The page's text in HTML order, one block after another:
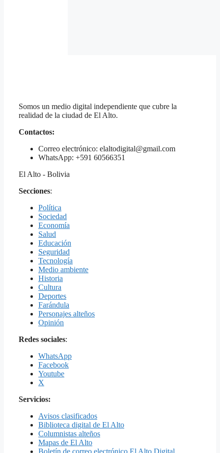
Somos un medio digital independiente que cubre la
realidad de la ciudad de El Alto.
Contactos:
Correo electrónico: elaltodigital@gmail.com
WhatsApp: +591 60566351
El Alto - Bolivia
Secciones:
Política
Sociedad
Economía
Salud
Educación
Seguridad
Tecnología
Medio ambiente
Historia
Cultura
Deportes
Farándula
Personajes alteños
Opinión
Redes sociales:
WhatsApp
Facebook
Youtube
X
Servicios:
Avisos clasificados
Biblioteca digital de El Alto
Columnistas alteños
Mapas de El Alto
Boletín de correo electrónico El Alto Digital